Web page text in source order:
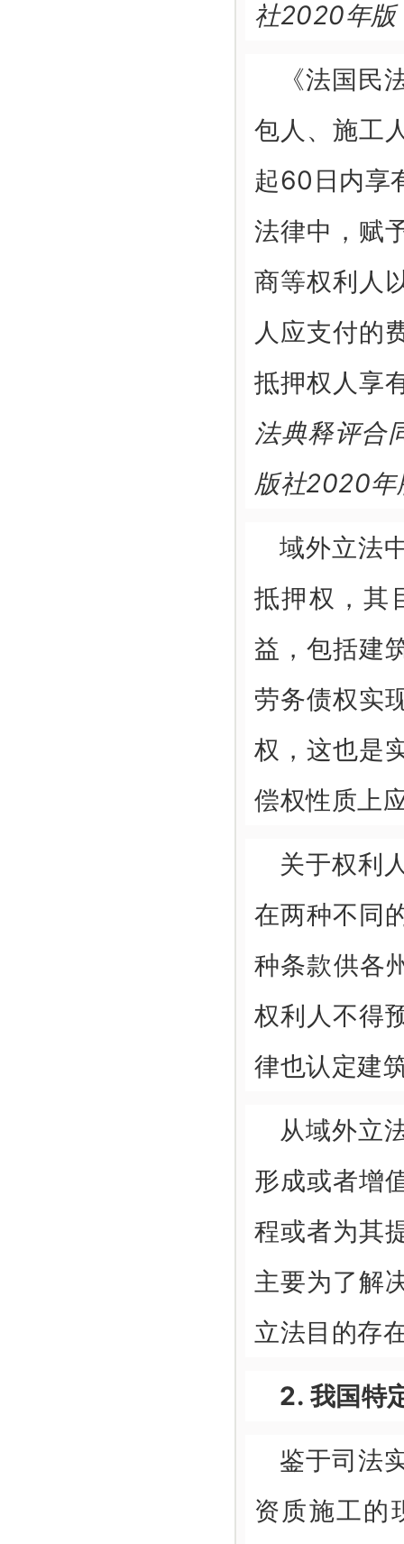
社2020年
《法国
包人、施工
起60日内享
法律中，赋
商等权利人
人应支付的
抵押权人享
法典释评合
版社2020年
域外立法
抵押权，其
益，包括建
劳务债权实
权，这也是
偿权性质上
关于权利
在两种不同
种条款供各
权利人不得
律也认定建
从域外立
形成或者增
程或者为其
主要为了解
立法目的存
2. 我国特
鉴于司法
资质施工的